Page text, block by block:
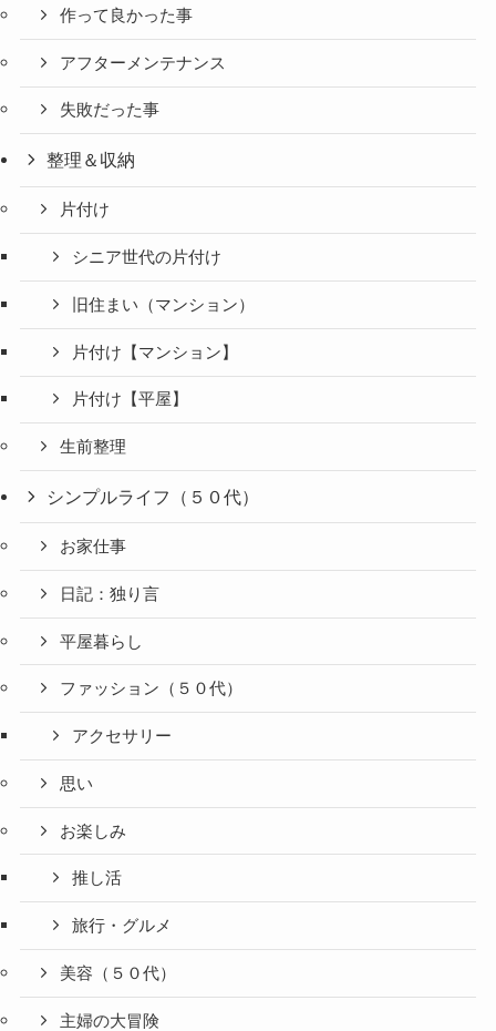
作って良かった事
アフターメンテナンス
失敗だった事
整理＆収納
片付け
シニア世代の片付け
旧住まい（マンション）
片付け【マンション】
片付け【平屋】
生前整理
シンプルライフ（５０代）
お家仕事
日記：独り言
平屋暮らし
ファッション（５０代）
アクセサリー
思い
お楽しみ
推し活
旅行・グルメ
美容（５０代）
主婦の大冒険